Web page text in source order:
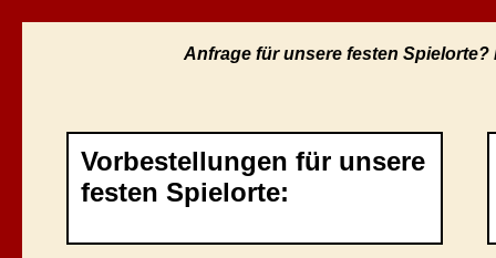
Anfrage für unsere festen Spielorte?
Vorbestellungen für unsere
festen Spielorte: